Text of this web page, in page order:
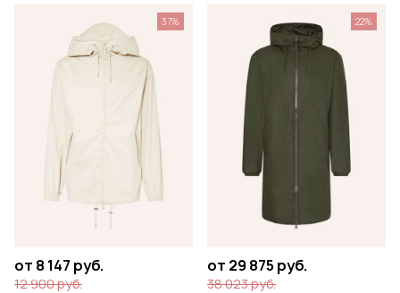
от 8 147 руб.
12 900 руб.
37%
от 29 875 руб.
38 023 руб.
22%